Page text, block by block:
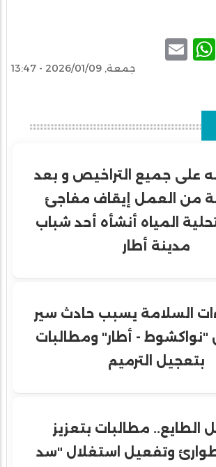
Twitter
WhatsApp
جمعة, 2026/01/09 - 13:47
على جميع التراخيص و بعد
من العمل إيقاف مفاجئ
المياه أنشأه أحد شباب
مدينة أطار
السلامة يسبب حادث سير
- أطار" ومطالبات
بتعجيل الترميم
الطايع.. مطالبات بتعزيز
وتفعيل استغلال "سد